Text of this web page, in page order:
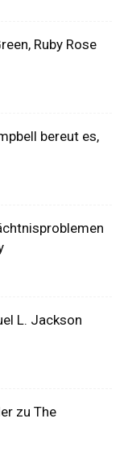
Ruby Rose
bereut es,
L. Jackson
zu The